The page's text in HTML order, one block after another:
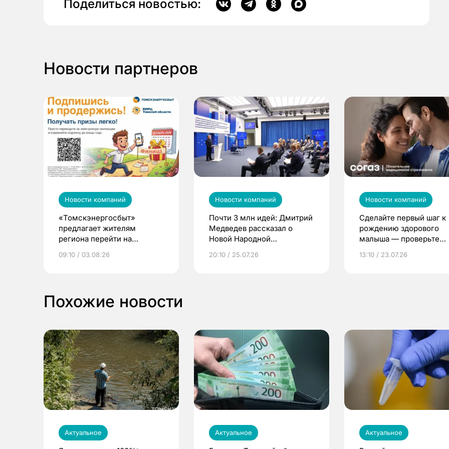
Поделиться новостью:
Новости партнеров
Новости компаний
«Томскэнергосбыт»
предлагает жителям
региона перейти на
выиграть призы
09:10 / 03.08.26
Новости компаний
Почти 3 млн идей: Дмитрий
Медведев рассказал о
Новой Народной
20:10 / 25.07.26
Новости компаний
Сделайте первый шаг к
рождению здорового
малыша — проверьте
по ОМС!
13:10 / 23.07.26
Похожие новости
Актуальное Актуальное Актуальное